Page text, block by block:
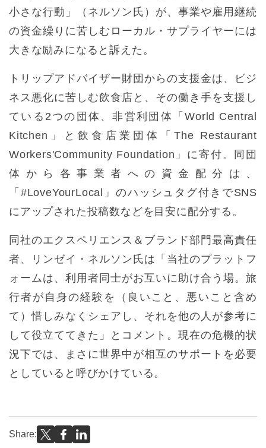
小さな行動」（ネルソン氏）が、事業や雇用継続
の資金繰りに苦しむローカル・サプライヤーには
大きな励みになると訴えた。
トリップアドバイザー財団からの支援金は、ビジ
ネス悪化に苦しむ飲食店と、その働き手を支援し
ている2つの団体、非営利団体「World Central
Kitchen」と飲食店業団体「The Restaurant
Workers'Community Foundation」に寄付。同団
体から各事業者への資金配分は、
「#LoveYourLocal」のハッシュタグ付きでSNS
にアップされた投稿数などを目安に配分する。
同社のエクスペリエンス＆ブランド部門最高責任
者、リンゼイ・ネルソン氏は「当社のプラットフ
ォームは、利用者同士がお互いに助け合う場。旅
行者が自身の経験を（良いこと、悪いこと含め
て）惜しみなくシェアし、それを他の人が参考に
して役立ててきた」とコメント。現在の危機的状
況下では、まさに世界中が相互のサポートを必要
としていると呼びかけている。
Share: